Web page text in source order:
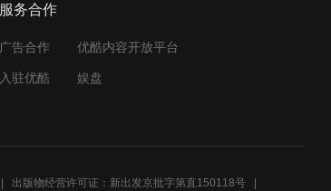
服务合作
广告合作 优酷内容开放平台
入驻优酷 娱盘
出版物经营许可证：新出发京批字第直150118号